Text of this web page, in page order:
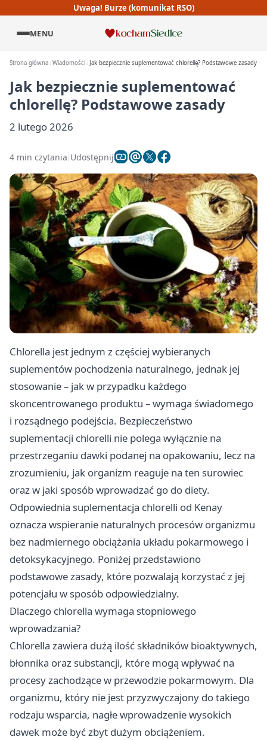
Uwaga! Burze (komunikat RSO)
MENU
Strona główna Wiadomości Jak bezpiecznie suplementować chlorellę? Podstawowe zasady
Jak bezpiecznie suplementować
chlorellę? Podstawowe zasady
2 lutego 2026
4 min czytania Udostępnij
Chlorella jest jednym z częściej wybieranych
suplementów pochodzenia naturalnego, jednak jej
stosowanie – jak w przypadku każdego
skoncentrowanego produktu – wymaga świadomego
i rozsądnego podejścia. Bezpieczeństwo
suplementacji chlorelli nie polega wyłącznie na
przestrzeganiu dawki podanej na opakowaniu, lecz na
zrozumieniu, jak organizm reaguje na ten surowiec
oraz w jaki sposób wprowadzać go do diety.
Odpowiednia suplementacja chlorelli od Kenay
oznacza wspieranie naturalnych procesów organizmu
bez nadmiernego obciążania układu pokarmowego i
detoksykacyjnego. Poniżej przedstawiono
podstawowe zasady, które pozwalają korzystać z jej
potencjału w sposób odpowiedzialny.
Dlaczego chlorella wymaga stopniowego
wprowadzania?
Chlorella zawiera dużą ilość składników bioaktywnych,
błonnika oraz substancji, które mogą wpływać na
procesy zachodzące w przewodzie pokarmowym. Dla
organizmu, który nie jest przyzwyczajony do takiego
rodzaju wsparcia, nagłe wprowadzenie wysokich
dawek może być zbyt dużym obciążeniem.